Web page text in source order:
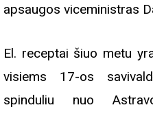
apsaugos viceministras
El. receptai šiuo metu
visiems 17-os
spinduliu nuo